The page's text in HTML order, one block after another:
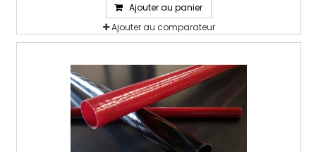
Ajouter au panier
Ajouter au comparateur